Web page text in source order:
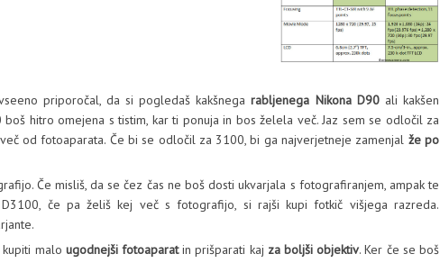
priporočal, da si pogledaš kakšnegarabljenega Nikona D90ali kakšen
boš hitro omejena s tistim, kar ti ponuja in bos želela več. Jaz sem se odločil za
od fotoaparata. Če bi se odločil za 3100, bi ga najverjetneje zamenjal že po
Če misliš, da se čez čas ne boš dosti ukvarjala s fotografiranjem, ampak te
če pa želiš kej več s fotografijo, si rajši kupi fotkič višjega razreda.
malo ugodnejši fotoaparatin prišparati kaj za boljši objektiv. Ker če se boš